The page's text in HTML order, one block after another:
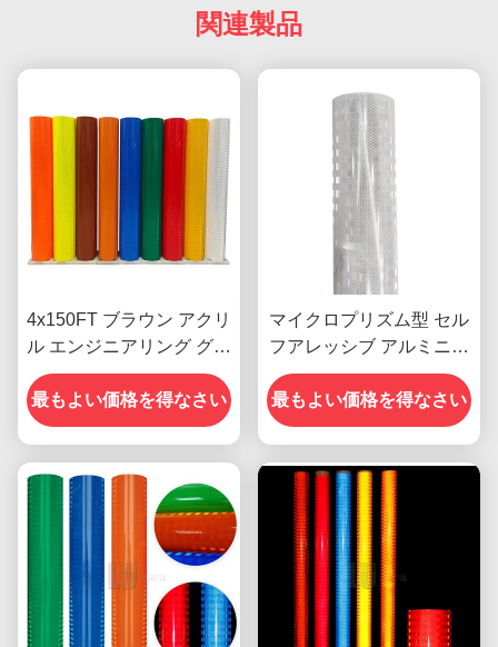
関連製品
4x150FT ブラウン アクリ
ル エンジニアリング グレ
ード EGP プリズマ 逆反
射シート 道路標識用ビニ
ール
最もよい価格を得なさい
マイクロプリズム型 セル
フアレッシブ アルミニ化
EGP反射フィルム
最もよい価格を得なさい